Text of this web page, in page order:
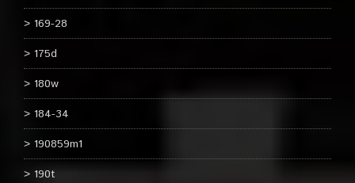
169-28
175d
180w
184-34
190859m1
190t